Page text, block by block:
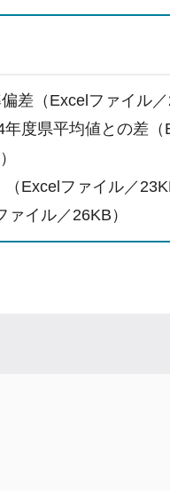
差（Excelファイル
度県平均値との差
Excelファイル／
イル／26KB）